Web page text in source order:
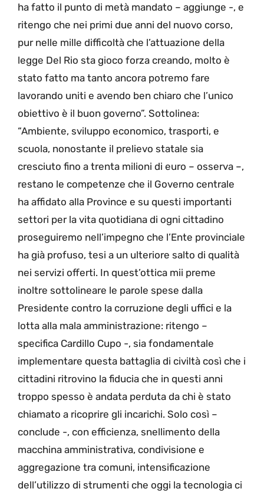
ha fatto il punto di metà mandato – aggiunge -, e
ritengo che nei primi due anni del nuovo corso,
pur nelle mille difficoltà che l’attuazione della
legge Del Rio sta gioco forza creando, molto è
stato fatto ma tanto ancora potremo fare
lavorando uniti e avendo ben chiaro che l’unico
obiettivo è il buon governo”. Sottolinea:
“Ambiente, sviluppo economico, trasporti, e
scuola, nonostante il prelievo statale sia
cresciuto fino a trenta milioni di euro – osserva –,
restano le competenze che il Governo centrale
ha affidato alla Province e su questi importanti
settori per la vita quotidiana di ogni cittadino
proseguiremo nell’impegno che l’Ente provinciale
ha già profuso, tesi a un ulteriore salto di qualità
nei servizi offerti. In quest’ottica mii preme
inoltre sottolineare le parole spese dalla
Presidente contro la corruzione degli uffici e la
lotta alla mala amministrazione: ritengo –
specifica Cardillo Cupo -, sia fondamentale
implementare questa battaglia di civiltà così che i
cittadini ritrovino la fiducia che in questi anni
troppo spesso è andata perduta da chi è stato
chiamato a ricoprire gli incarichi. Solo così –
conclude -, con efficienza, snellimento della
macchina amministrativa, condivisione e
aggregazione tra comuni, intensificazione
dell’utilizzo di strumenti che oggi la tecnologia ci